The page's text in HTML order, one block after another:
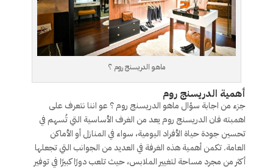
ماهو الدريسنج روم ؟
أهمية الدريسنج روم
جزء من اجابة سؤال ماهو الدريسنج روم ؟ عو اننا نتعرف على
اهمبته فان الدريسنج روم يعد من الغرف الأساسية التي تُسهم في
تحسين جودة حياة الأفراد اليومية، سواء في المنازل أو الأماكن
العامة. تكمن أهمية هذه الغرفة في العديد من الجوانب التي تجعلها
أكثر من مجرد مساحة لتغيير الملابس، حيث تلعب دورًا كبيرًا في توفير